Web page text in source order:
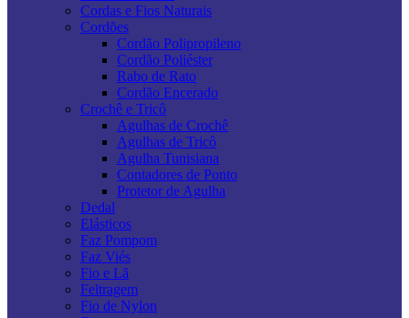
Cordas e Fios Naturais
Cordões
Cordão Polipropileno
Cordão Poliéster
Rabo de Rato
Cordão Encerado
Crochê e Tricô
Agulhas de Crochê
Agulhas de Tricô
Agulha Tunisiana
Contadores de Ponto
Protetor de Agulha
Dedal
Elásticos
Faz Pompom
Faz Viés
Fio e Lã
Feltragem
Fio de Nylon